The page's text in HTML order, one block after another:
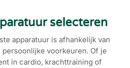
selecteren
apparatuur is afhankelijk van
voorkeuren. Of je
in cardio, krachttraining of